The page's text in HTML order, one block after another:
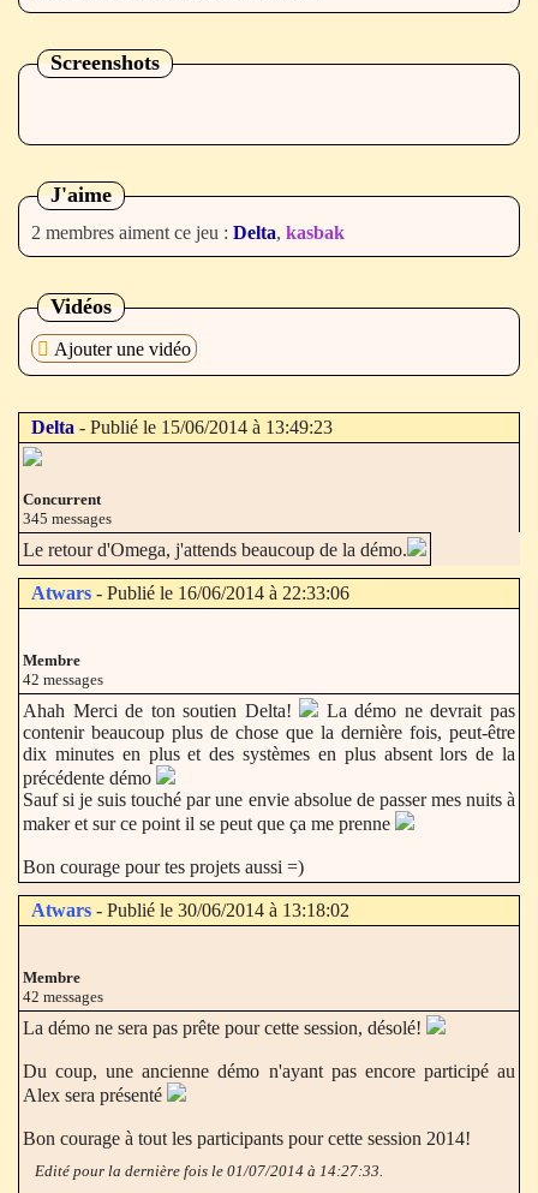
Screenshots
J'aime
2 membres aiment ce jeu : Delta, kasbak
Vidéos
Ajouter une vidéo
Delta - Publié le 15/06/2014 à 13:49:23
Concurrent
345 messages
Le retour d'Omega, j'attends beaucoup de la démo.
Atwars - Publié le 16/06/2014 à 22:33:06
Membre
42 messages
Ahah Merci de ton soutien Delta!
La démo ne devrait pas
contenir beaucoup plus de chose que la dernière fois, peut-être
dix minutes en plus et des systèmes en plus absent lors de la
précédente démo
Sauf si je suis touché par une envie absolue de passer mes nuits à
maker et sur ce point il se peut que ça me prenne
Bon courage pour tes projets aussi =)
Atwars - Publié le 30/06/2014 à 13:18:02
Membre
42 messages
La démo ne sera pas prête pour cette session, désolé!
Du coup, une ancienne démo n'ayant pas encore participé au
Alex sera présenté
Bon courage à tout les participants pour cette session 2014!
Edité pour la dernière fois le 01/07/2014 à 14:27:33.